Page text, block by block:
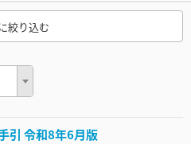
絞り込む
引 令和8年6月版